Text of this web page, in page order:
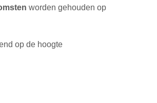
worden gehouden op
op de hoogte